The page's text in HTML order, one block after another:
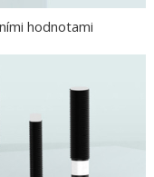
hodnotami